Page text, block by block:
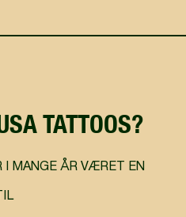
TATTOOS?
I MANGE ÅR VÆRET EN